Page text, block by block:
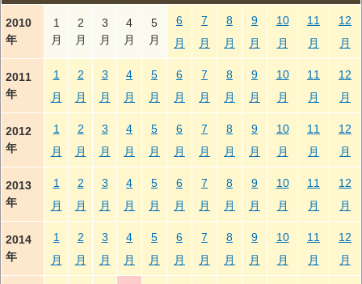
2010
年
1
月
2
月
3
月
4
月
5
月
6
月
7
月
8
月
9
月
10
月
11
月
12
月
2011
年
1
月
2
月
3
月
4
月
5
月
6
月
7
月
8
月
9
月
10
月
11
月
12
月
2012
年
1
月
2
月
3
月
4
月
5
月
6
月
7
月
8
月
9
月
10
月
11
月
12
月
2013
年
1
月
2
月
3
月
4
月
5
月
6
月
7
月
8
月
9
月
10
月
11
月
12
月
2014
年
1
月
2
月
3
月
4
月
5
月
6
月
7
月
8
月
9
月
10
月
11
月
12
月